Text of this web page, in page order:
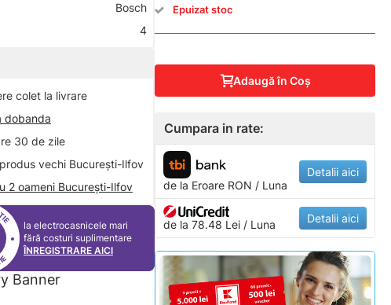
Bosch
4
colet la livrare
dobanda
30 de zile
vechi București-Ilfov
2 oameni București-Ilfov
la electrocasnicele mari
fără costuri suplimentare
ÎNREGISTRARE AICI
Epuizat stoc
Adaugă în Coş
Cumpara in rate:
de la Eroare RON / Luna
Detalii aici
de la 78.48 Lei / Luna Detalii aici